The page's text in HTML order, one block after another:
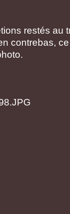
restés au
contrebas,